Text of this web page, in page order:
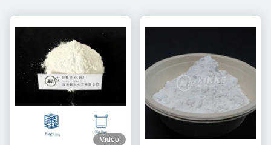
Video